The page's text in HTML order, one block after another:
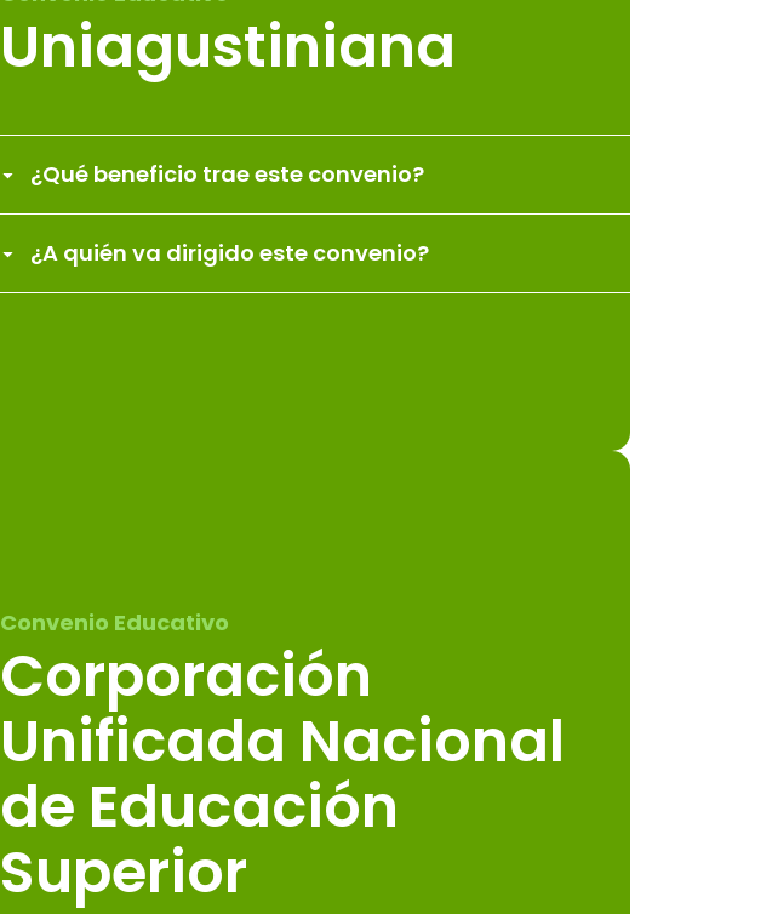
Uniagustiniana
¿Qué beneficio trae este convenio?
¿A quién va dirigido este convenio?
Convenio Educativo
Corporación
Unificada Nacional
de Educación
Superior